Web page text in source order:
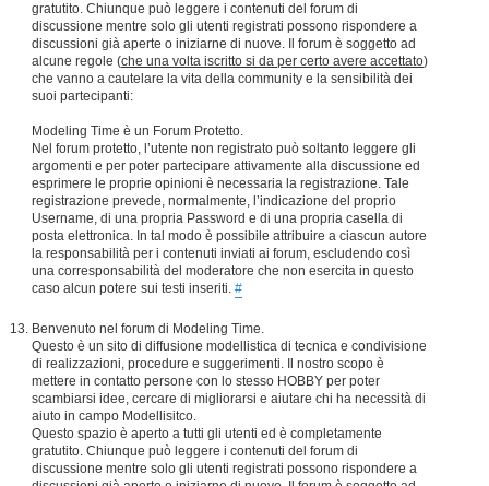
gratutito. Chiunque può leggere i contenuti del forum di
discussione mentre solo gli utenti registrati possono rispondere a
discussioni già aperte o iniziarne di nuove. Il forum è soggetto ad
alcune regole (che una volta iscritto si da per certo avere accettato)
che vanno a cautelare la vita della community e la sensibilità dei
suoi partecipanti:
Modeling Time è un Forum Protetto.
Nel forum protetto, l’utente non registrato può soltanto leggere gli
argomenti e per poter partecipare attivamente alla discussione ed
esprimere le proprie opinioni è necessaria la registrazione. Tale
registrazione prevede, normalmente, l’indicazione del proprio
Username, di una propria Password e di una propria casella di
posta elettronica. In tal modo è possibile attribuire a ciascun autore
la responsabilità per i contenuti inviati ai forum, escludendo così
una corresponsabilità del moderatore che non esercita in questo
caso alcun potere sui testi inseriti. #
Benvenuto nel forum di Modeling Time.
Questo è un sito di diffusione modellistica di tecnica e condivisione
di realizzazioni, procedure e suggerimenti. Il nostro scopo è
mettere in contatto persone con lo stesso HOBBY per poter
scambiarsi idee, cercare di migliorarsi e aiutare chi ha necessità di
aiuto in campo Modellisitco.
Questo spazio è aperto a tutti gli utenti ed è completamente
gratutito. Chiunque può leggere i contenuti del forum di
discussione mentre solo gli utenti registrati possono rispondere a